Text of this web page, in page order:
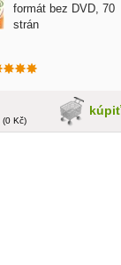
formát bez DVD, 70
strán
kúpiť
(0 Kč)